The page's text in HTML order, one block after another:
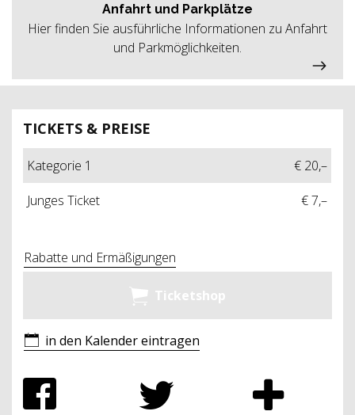
TICKETS & PREISE
Kategorie 1
€ 20,–
Junges Ticket
€ 7,–
Rabatte und Ermäßigungen
Ticketshop
in den Kalender eintragen
Anfahrt und Parkplätze
Hier finden Sie ausführliche Informationen zu Anfahrt
und Parkmöglichkeiten.